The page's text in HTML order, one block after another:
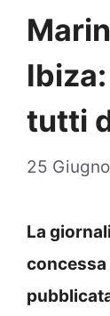
tutti
25
La
concessa